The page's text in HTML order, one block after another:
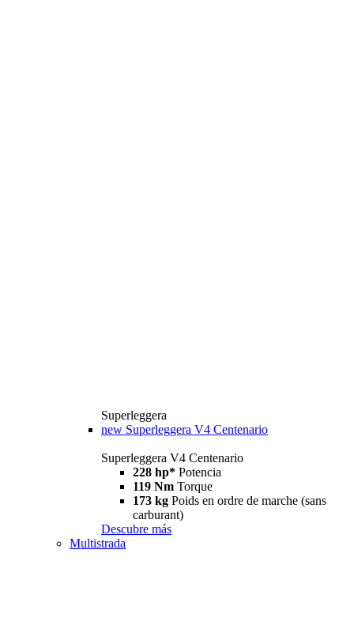
Superleggera
new Superleggera V4 Centenario
Superleggera V4 Centenario
228 hp* Potencia
119 Nm Torque
173 kg Poids en ordre de marche (sans
carburant)
Descubre más
Multistrada